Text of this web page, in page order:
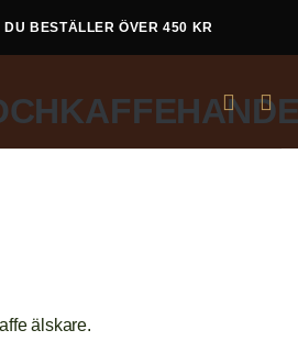
BESTÄLLER ÖVER 450 KR
älskare.